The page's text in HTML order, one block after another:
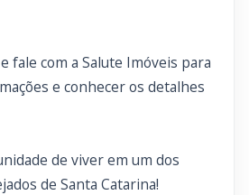
fale com a Salute Imóveis para
e conhecer os detalhes
de viver em um dos
de Santa Catarina!